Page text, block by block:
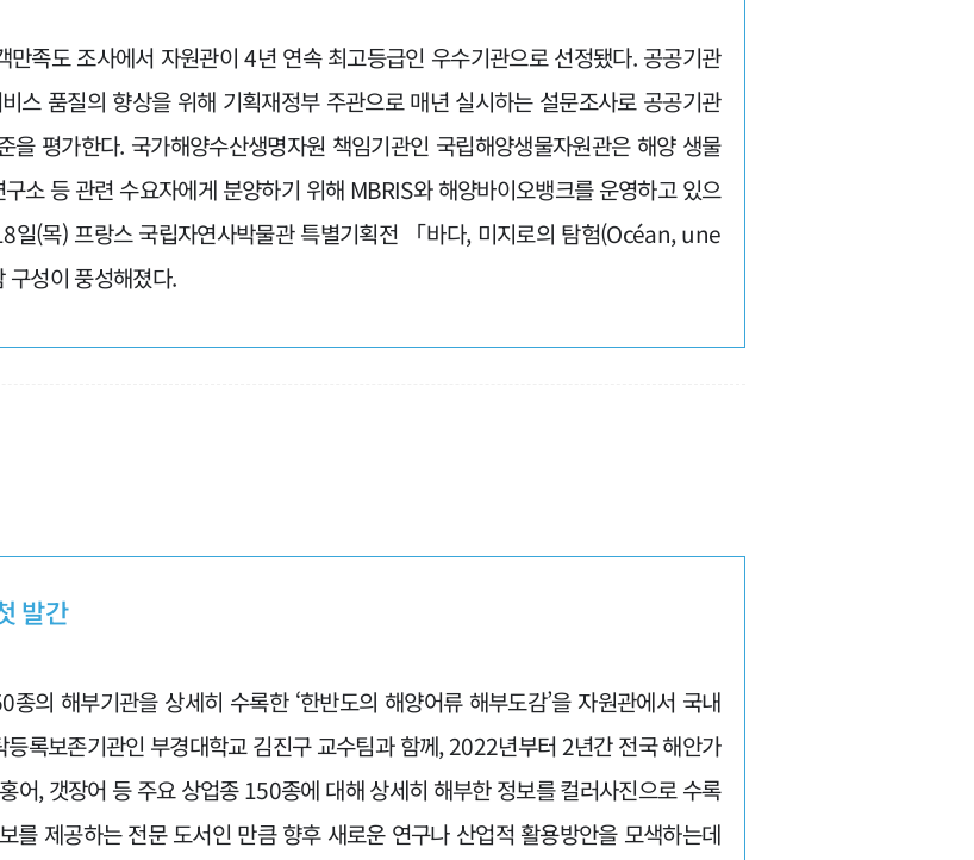
족도 조사에서 자원관이 4년 연속 최고등급인 우수기관으로 선정됐다. 공공기관
스 품질의 향상을 위해 기획재정부 주관으로 매년 실시하는 설문조사로 공공기관
평가한다. 국가해양수산생명자원 책임기관인 국립해양생물자원관은 해양 생물
소 등 관련 수요자에게 분양하기 위해 MBRIS와 해양바이오뱅크를 운영하고 있으
일(목) 프랑스 국립자연사박물관 특별기획전 「바다, 미지로의 탐험(Océan, une
성이 풍성해졌다.
발간
의 해부기관을 상세히 수록한 ‘한반도의 해양어류 해부도감’을 자원관에서 국내
록보존기관인 부경대학교 김진구 교수팀과 함께, 2022년부터 2년간 전국 해안가
어, 갯장어 등 주요 상업종 150종에 대해 상세히 해부한 정보를 컬러사진으로 수록
를 제공하는 전문 도서인 만큼 향후 새로운 연구나 산업적 활용방안을 모색하는데